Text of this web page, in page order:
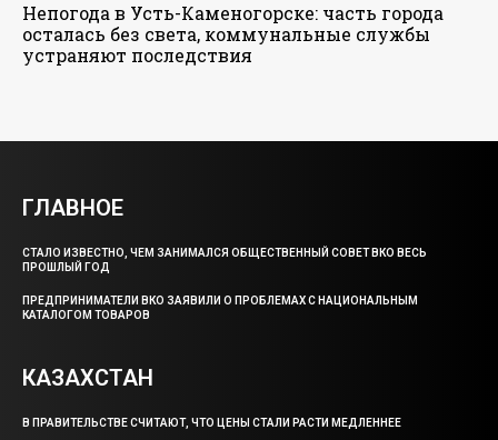
Непогода в Усть-Каменогорске: часть города
осталась без света, коммунальные службы
устраняют последствия
ГЛАВНОЕ
СТАЛО ИЗВЕСТНО, ЧЕМ ЗАНИМАЛСЯ ОБЩЕСТВЕННЫЙ СОВЕТ ВКО ВЕСЬ
ПРОШЛЫЙ ГОД
ПРЕДПРИНИМАТЕЛИ ВКО ЗАЯВИЛИ О ПРОБЛЕМАХ С НАЦИОНАЛЬНЫМ
КАТАЛОГОМ ТОВАРОВ
КАЗАХСТАН
В ПРАВИТЕЛЬСТВЕ СЧИТАЮТ, ЧТО ЦЕНЫ СТАЛИ РАСТИ МЕДЛЕННЕЕ